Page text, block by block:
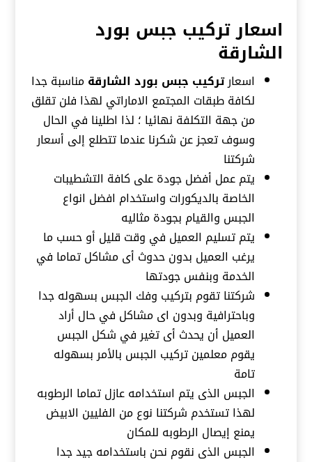
اسعار تركيب جبس بورد
الشارقة
اسعارتركيب جبس بورد الشارقة مناسبة جدا
لكافة طبقات المجتمع الاماراتي لهذا فلن تقلق
من جهة التكلفة نهائيا ؛ لذا اطلينا في الحال
وسوف تعجز عن شكرنا عندما تتطلع إلى أسعار
شركتنا
يتم عمل أفضل جودة على كافة التشطيبات
الخاصة بالديكورات واستخدام افضل انواع
الجبس والقيام بجودة مثاليه
يتم تسليم العميل في وقت قليل أو حسب ما
يرغب العميل بدون حدوث أى مشاكل تماما في
الخدمة وبنفس جودتها
شركتنا تقوم بتركيب وفك الجبس بسهوله جدا
وباحترافية وبدون اى مشاكل في حال أراد
العميل أن يحدث أى تغير في شكل الجبس
يقوم معلمين تركيب الجبس بالأمر بسهوله
تامة
الجبس الذى يتم استخدامه عازل تماما الرطوبه
لهذا تستخدم شركتنا نوع من الفليين الابيض
يمنع إيصال الرطوبه للمكان
الجبس الذى نقوم نحن باستخدامه جيد جدا